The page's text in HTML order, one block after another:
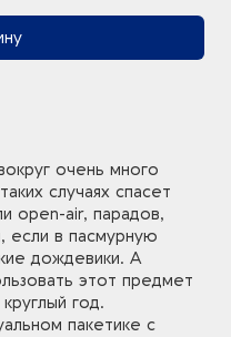
очень много
случаях спасет
open-air, парадов,
если в пасмурную
дождевики. А
этот предмет
год.
пакетике с